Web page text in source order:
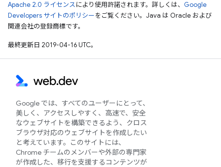
Apache 2.0 ライセンスにより使用許諾されます。詳しくは、 Google
Developers サイトのポリシーをご覧ください。Java は Oracle および
関連会社の登録商標です。
最終更新日 2019-04-16 UTC。
Google では、すべてのユーザーにとって、
美しく、アクセスしやすく、高速で、安全
なウェブサイトを構築できるよう、クロス
ブラウザ対応のウェブサイトを作成したい
と考えています。このサイトには、
Chrome チームのメンバーや外部の専門家
が作成した、移行を支援するコンテンツが